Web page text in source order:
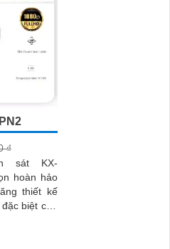
₫
sát KX-
hoàn hảo
thiết kế